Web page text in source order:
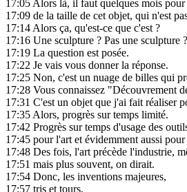
17:05Alors là, il faut quelques mois
17:09 de la taille de cet objet, qui n'est
17:14Alors ça, qu'est-ce que c'est ?
17:16 Une sculpture ? Pas une sculpture ?
17:19 La question est posée.
17:22 Je vais vous donner la réponse.
17:25 Non, c'est un nuage de billes qui
17:28 Vous connaissez "Découvrement
17:31 C'est un objet que j'ai fait réaliser
17:35Alors, progrès sur temps limité.
17:42 Progrès sur temps d'usage des
17:45 pour l'art et évidemment aussi
17:48 Des fois, l'art précède l'industrie,
17:51 mais plus souvent, on dirait.
17:54 Donc, les inventions majeures,
17:57 tris et tours,